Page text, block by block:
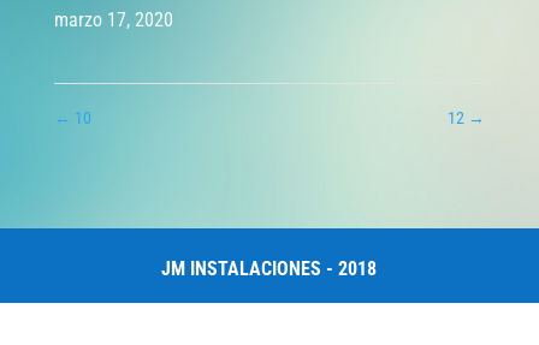
marzo 17, 2020
← 10 12 →
JM INSTALACIONES - 2018